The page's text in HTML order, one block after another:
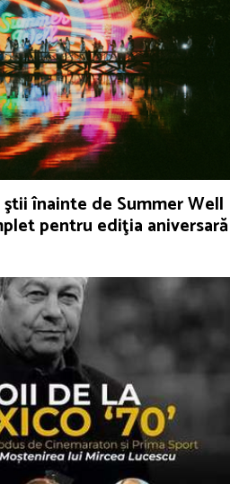
înainte de Summer Well
pentru ediţia aniversară